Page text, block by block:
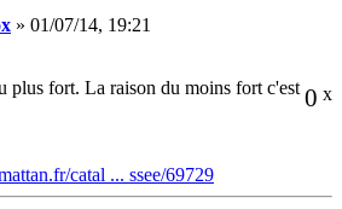
» 01/07/14, 19:21
0 x
plus fort. La raison du moins fort c'est
catal ... ssee/69729